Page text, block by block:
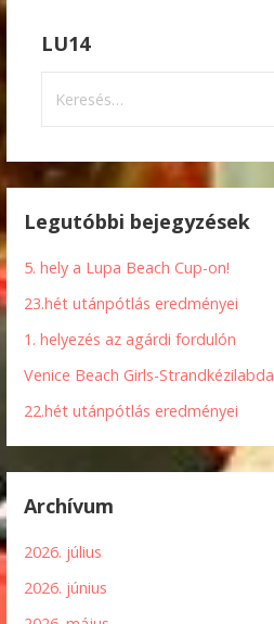
LU14
Legutóbbi bejegyzések
5. hely a Lupa Beach Cup-on!
23.hét utánpótlás eredményei
1. helyezés az agárdi fordulón
Venice Beach Girls-Strandkézilabda
22.hét utánpótlás eredményei
Archívum
2026. július
2026. június